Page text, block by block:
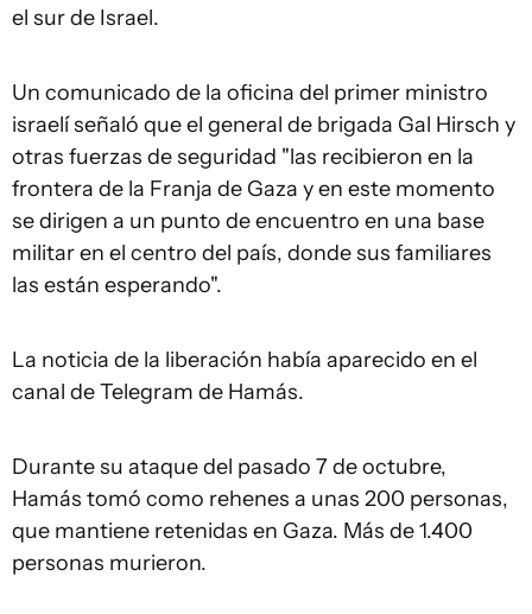
el sur de Israel.
Un comunicado de la oficina del primer ministro
israelí señaló que el general de brigada Gal Hirsch y
otras fuerzas de seguridad "las recibieron en la
frontera de la Franja de Gaza y en este momento
se dirigen a un punto de encuentro en una base
militar en el centro del país, donde sus familiares
las están esperando".
La noticia de la liberación había aparecido en el
canal de Telegram de Hamás.
Durante su ataque del pasado 7 de octubre,
Hamás tomó como rehenes a unas 200 personas,
que mantiene retenidas en Gaza. Más de 1.400
personas murieron.